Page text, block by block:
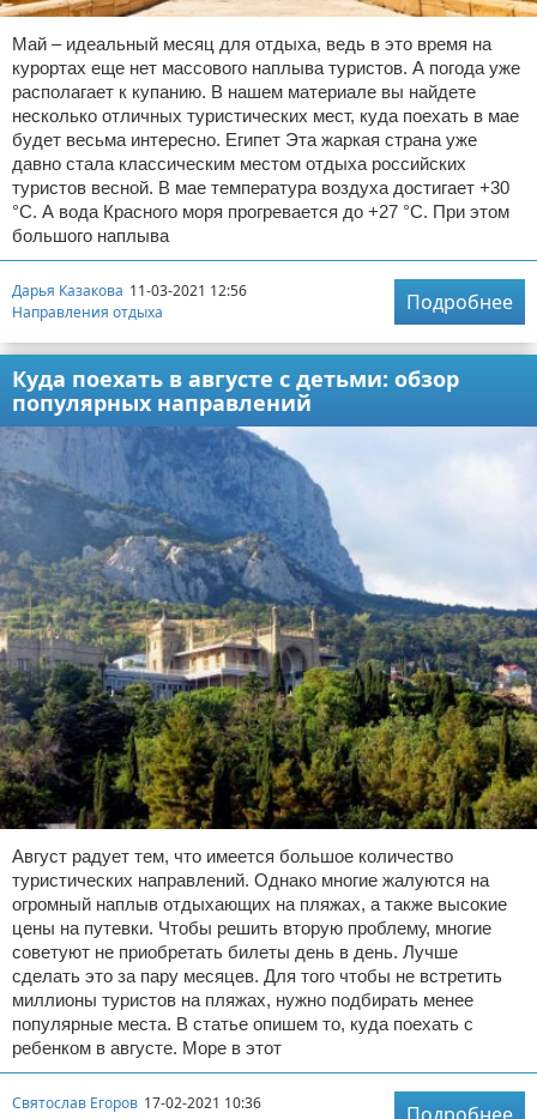
Май – идеальный месяц для отдыха, ведь в это время на
курортах еще нет массового наплыва туристов. А погода уже
располагает к купанию. В нашем материале вы найдете
несколько отличных туристических мест, куда поехать в мае
будет весьма интересно. Египет Эта жаркая страна уже
давно стала классическим местом отдыха российских
туристов весной. В мае температура воздуха достигает +30
°C. А вода Красного моря прогревается до +27 °C. При этом
большого наплыва
Дарья Казакова 11-03-2021 12:56
Направления отдыха
Подробнее
Куда поехать в августе с детьми: обзор
популярных направлений
Август радует тем, что имеется большое количество
туристических направлений. Однако многие жалуются на
огромный наплыв отдыхающих на пляжах, а также высокие
цены на путевки. Чтобы решить вторую проблему, многие
советуют не приобретать билеты день в день. Лучше
сделать это за пару месяцев. Для того чтобы не встретить
миллионы туристов на пляжах, нужно подбирать менее
популярные места. В статье опишем то, куда поехать с
ребенком в августе. Море в этот
Святослав Егоров 17-02-2021 10:36
Подробнее